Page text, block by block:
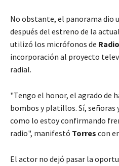
No obstante, el panorama dio
después del estreno de la
utilizó los micrófonos de
incorporación al proyecto
radial.
"Tengo el honor, el agrado de
bombos y platillos. Sí, señoras
como lo estoy confirmando
radio", manifestó Torres con
El actor no dejó pasar la